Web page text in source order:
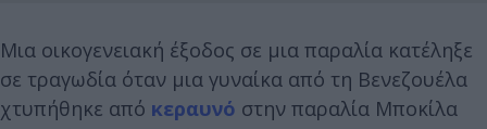
Μια οικογενειακή έξοδος σε μια παραλία κατέληξε
σε τραγωδία όταν μια γυναίκα από τη Βενεζουέλα
χτυπήθηκε από κεραυνό στην παραλία Μποκίλα